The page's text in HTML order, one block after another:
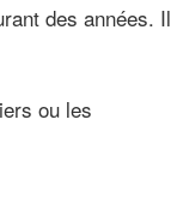
des années. Il
ou les